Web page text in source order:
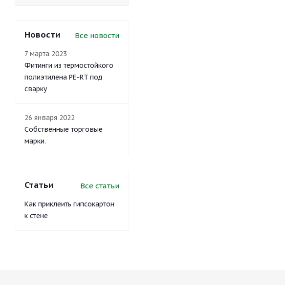
Новости Все новости
7 марта 2023
Фитинги из термостойкого
полиэтилена PE-RT под
сварку
26 января 2022
Собственные торговые
марки.
Статьи Все статьи
Как приклеить гипсокартон
к стене